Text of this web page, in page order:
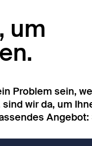
um
Problem sein,
wir da, um
Angebot: